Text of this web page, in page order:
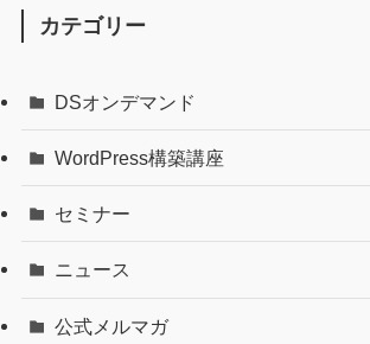
探
カテゴリー
DSオンデマンド
WordPress構築講座
セミナー
ニュース
公式メルマガ